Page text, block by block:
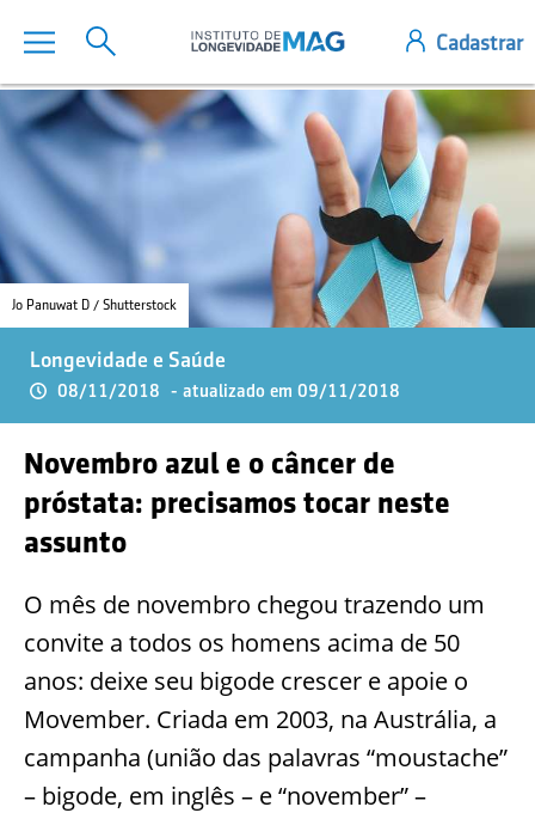
Jo Panuwat D / Shutterstock
Longevidade e Saúde
08/11/2018 - atualizado em 09/11/2018
Novembro azul e o câncer de
próstata: precisamos tocar neste
assunto
O mês de novembro chegou trazendo um
convite a todos os homens acima de 50
anos: deixe seu bigode crescer e apoie o
Movember. Criada em 2003, na Austrália, a
campanha (união das palavras “moustache”
– bigode, em inglês – e “november” –